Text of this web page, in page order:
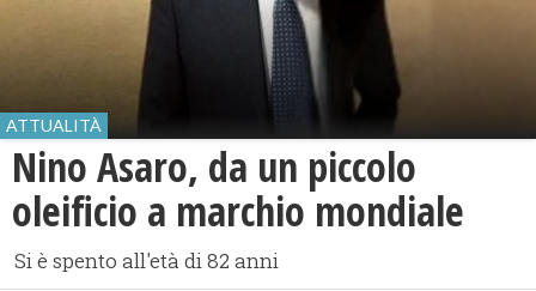
ATTUALITÀ
Nino Asaro, da un piccolo
oleificio a marchio mondiale
Si è spento all'età di 82 anni